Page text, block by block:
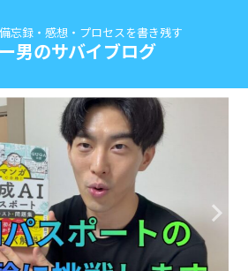
忘録・感想・プロセスを書き残す
男のサバイブログ